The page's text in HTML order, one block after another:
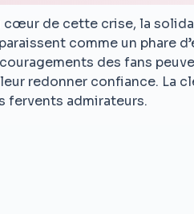
cœur de cette crise, la
comme un phare
des fans
redonner confiance. La
fervents admirateurs.